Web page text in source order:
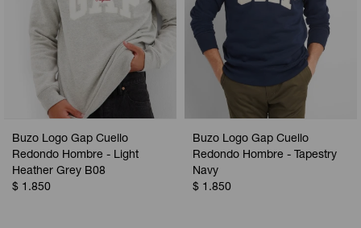
Buzo Logo Gap Cuello
Redondo Hombre - Light
Heather Grey B08
$ 1.850
Buzo Logo Gap Cuello
Redondo Hombre - Tapestry
Navy
$ 1.850